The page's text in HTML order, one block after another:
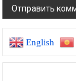
English